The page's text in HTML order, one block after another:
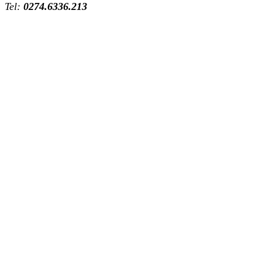
Tel: 0274.6336.213